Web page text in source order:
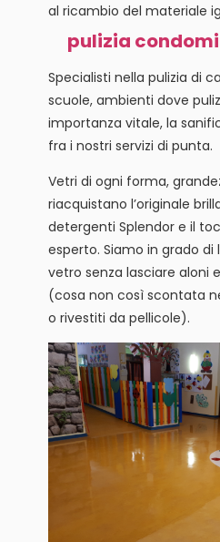
al ricambio del materiale
pulizia
Specialisti nella pulizia di
scuole, ambienti dove
importanza vitale, la
fra i nostri servizi di punta.
Vetri di ogni forma,
riacquistano l’originale
detergenti Splendor e il
esperto. Siamo in grado di
vetro senza lasciare aloni
(cosa non così scontata
o rivestiti da pellicole).